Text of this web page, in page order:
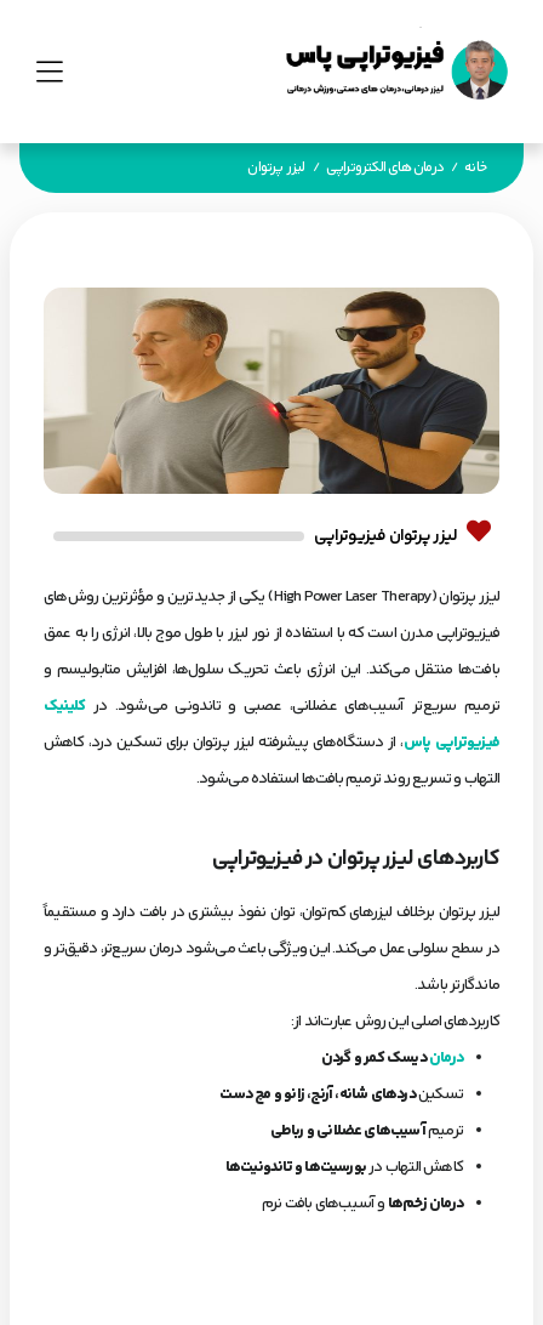
خانه / درمان های الکتروتراپی / لیزر پرتوان
لیزر پرتوان فیزیوتراپی
لیزر پرتوان (High Power Laser Therapy) یکی از جدیدترین و مؤثرترین روش‌های
فیزیوتراپی مدرن است که با استفاده از نور لیزر با طول موج بالا، انرژی را به عمق
بافت‌ها منتقل می‌کند. این انرژی باعث تحریک سلول‌ها، افزایش متابولیسم و
ترمیم سریع‌تر آسیب‌های عضلانی، عصبی و تاندونی می‌شود. درکلینیک
فیزیوتراپی پاس، از دستگاه‌های پیشرفته لیزر پرتوان برای تسکین درد، کاهش
التهاب و تسریع روند ترمیم بافت‌ها استفاده می‌شود.
کاربردهای لیزر پرتوان در فیزیوتراپی
لیزر پرتوان برخلاف لیزرهای کم‌توان، توان نفوذ بیشتری در بافت دارد و مستقیماً
در سطح سلولی عمل می‌کند. این ویژگی باعث می‌شود درمان سریع‌تر، دقیق‌تر و
ماندگارتر باشد.
کاربردهای اصلی این روش عبارت‌اند از:
درماندیسک کمر و گردن
تسکیندردهای شانه، آرنج، زانو و مچ دست
ترمیمآسیب‌های عضلانی و رباطی
کاهش التهاب دربورسیت‌ها و تاندونیت‌ها
درمان زخم‌ها و آسیب‌های بافت نرم